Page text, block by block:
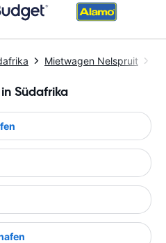
Mietwagen Nelspruit
Südafrika